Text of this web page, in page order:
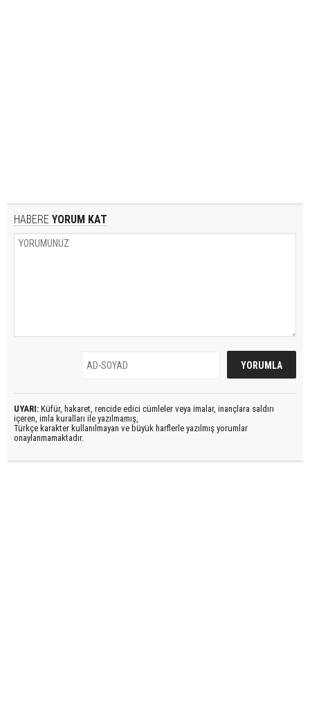
HABERE YORUM KAT
UYARI: Küfür, hakaret, rencide edici cümleler veya imalar, inançlara saldırı
içeren, imla kuralları ile yazılmamış,
Türkçe karakter kullanılmayan ve büyük harflerle yazılmış yorumlar
onaylanmamaktadır.